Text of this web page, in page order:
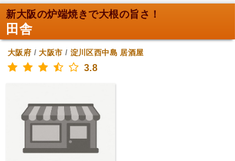
新大阪の炉端焼きで大根の旨さ！
田舎
大阪府 /大阪市 / 淀川区西中島 居酒屋
3.8